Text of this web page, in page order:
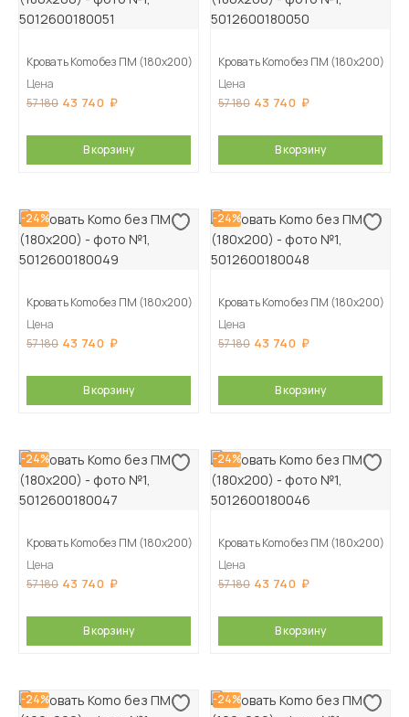
Кровать Komo без ПМ (180х200)
Цена
57 180 43 740
В корзину
Кровать Komo без ПМ (180х200)
Цена
57 180 43 740
В корзину
-24%
Кровать Komo без ПМ (180х200)
Цена
57 180 43 740
В корзину
-24%
Кровать Komo без ПМ (180х200)
Цена
57 180 43 740
В корзину
-24%
Кровать Komo без ПМ (180х200)
Цена
57 180 43 740
В корзину
-24%
Кровать Komo без ПМ (180х200)
Цена
57 180 43 740
В корзину
-24% -24%